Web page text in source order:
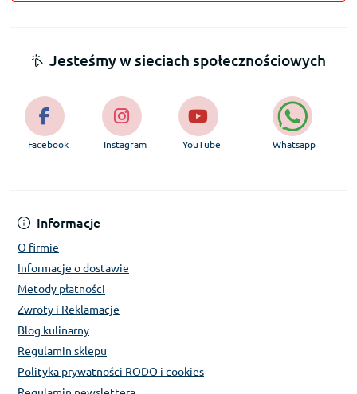
Informacje
O firmie
Informacje o dostawie
Metody płatności
Zwroty i Reklamacje
Blog kulinarny
Regulamin sklepu
Polityka prywatności RODO i cookies
Jesteśmy w sieciach społecznościowych
Facebook Instagram YouTube Whatsapp